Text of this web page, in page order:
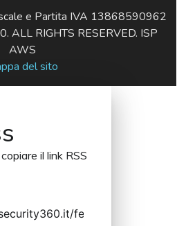
e Partita IVA 13868590962
RIGHTS RESERVED. ISP
AWS
del sito
il link RSS